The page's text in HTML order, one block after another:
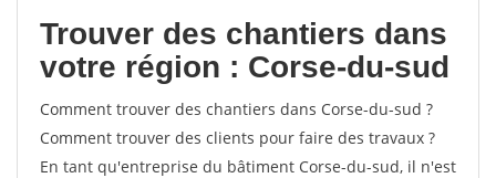
Trouver des chantiers dans
votre région : Corse-du-sud
Comment trouver des chantiers dans Corse-du-sud ?
Comment trouver des clients pour faire des travaux ?
En tant qu'entreprise du bâtiment Corse-du-sud, il n'est